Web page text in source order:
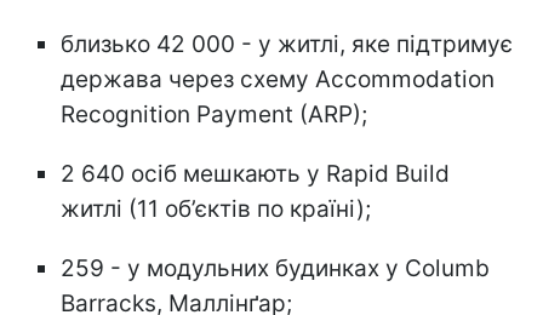
близько 42 000 - у житлі, яке підтримує
держава через схему Accommodation
Recognition Payment (ARP);
2 640 осіб мешкають у Rapid Build
житлі (11 об’єктів по країні);
259 - у модульних будинках у Columb
Barracks, Маллінґар;